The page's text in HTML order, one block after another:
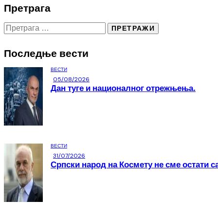
Претрага
Последње вести
ВЕСТИ
05/08/2026
Дан туге и националног отрежњења.
ВЕСТИ
31/07/2026
Српски народ на Космету не сме остати